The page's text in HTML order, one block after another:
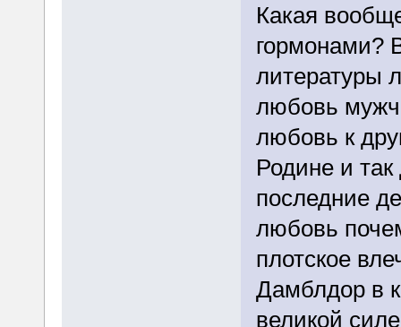
Какая
гормонами?
литературы
любовь
любовь к
Родине и
последние
любовь
плотское
Дамблдор в
великой